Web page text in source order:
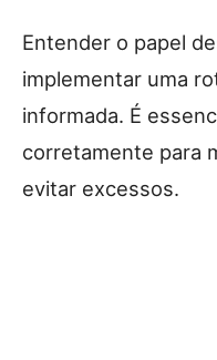
Entender o papel
implementar uma
informada. É
corretamente para
evitar excessos.